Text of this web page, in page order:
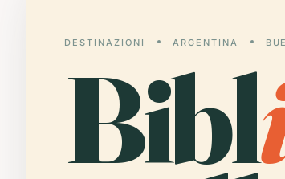
DESTINAZIONI ARGENTINA
Bibl